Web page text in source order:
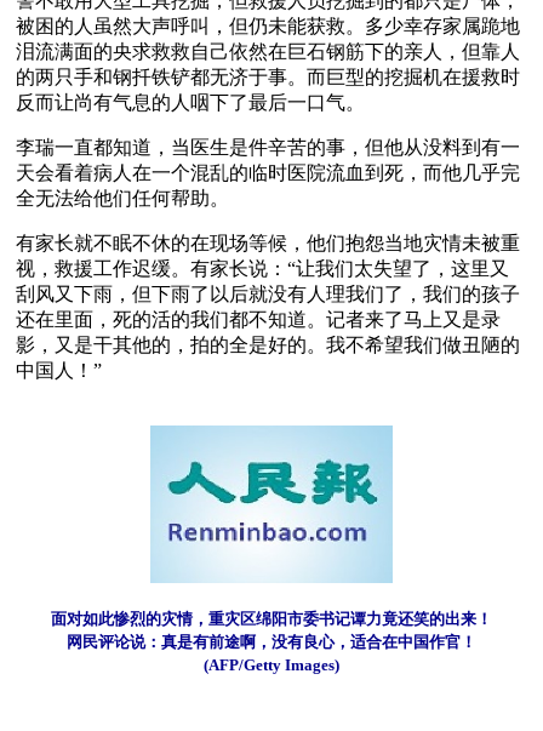
被困的人虽然大声呼叫，但仍未能获救。多少幸存家属跪地
泪流满面的央求救救自己依然在巨石钢筋下的亲人，但靠人
的两只手和钢扦铁铲都无济于事。而巨型的挖掘机在援救时
反而让尚有气息的人咽下了最后一口气。
李瑞一直都知道，当医生是件辛苦的事，但他从没料到有一
天会看着病人在一个混乱的临时医院流血到死，而他几乎完
全无法给他们任何帮助。
有家长就不眠不休的在现场等候，他们抱怨当地灾情未被重
视，救援工作迟缓。有家长说：“让我们太失望了，这里又
刮风又下雨，但下雨了以后就没有人理我们了，我们的孩子
还在里面，死的活的我们都不知道。记者来了马上又是录
影，又是干其他的，拍的全是好的。我不希望我们做丑陋的
中国人！”
面对如此惨烈的灾情，重灾区绵阳市委书记谭力竟还笑的出来！
网民评论说：真是有前途啊，没有良心，适合在中国作官！
(AFP/Getty Images)